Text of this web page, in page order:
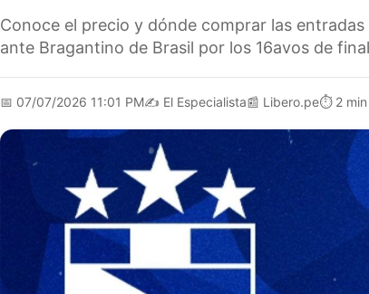
Conoce el precio y dónde comprar las
ante Bragantino de Brasil por los 16avos de
📅 07/07/2026 11:01 PM✍️ El Especialista📰 Libero.pe⏱️ 2